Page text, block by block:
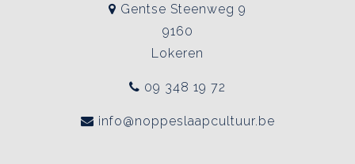
Gentse Steenweg 9
9160
Lokeren
09 348 19 72
info@noppeslaapcultuur.be